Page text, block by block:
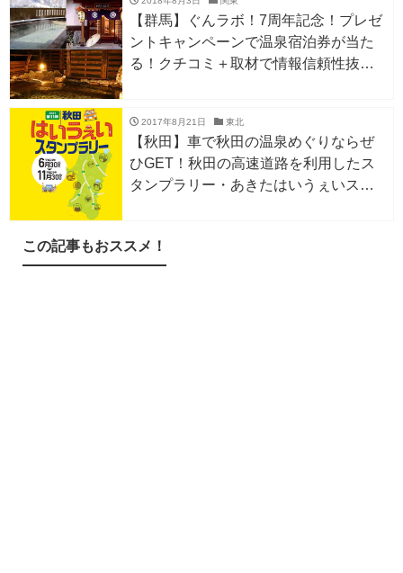
【群馬】ぐんラボ！7周年記念！プレゼ
ントキャンペーンで温泉宿泊券が当た
る！クチコミ＋取材で情報信頼性抜群
2017年8月21日 東北
【秋田】車で秋田の温泉めぐりならぜ
ひGET！秋田の高速道路を利用したス
タンプラリー・あきたはいうぇいスタ
この記事もおススメ！